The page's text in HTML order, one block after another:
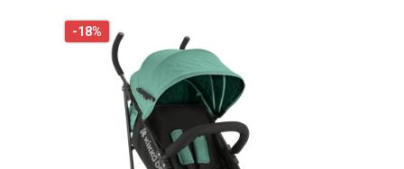
-18%